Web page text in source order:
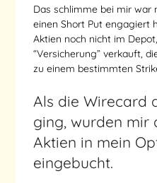
Das schlimme bei mir war
einen Short Put engagiert
Aktien noch nicht im
“Versicherung” verkauft,
zu einem bestimmten
Als die Wirecard
ging, wurden mir
Aktien in mein
eingebucht.